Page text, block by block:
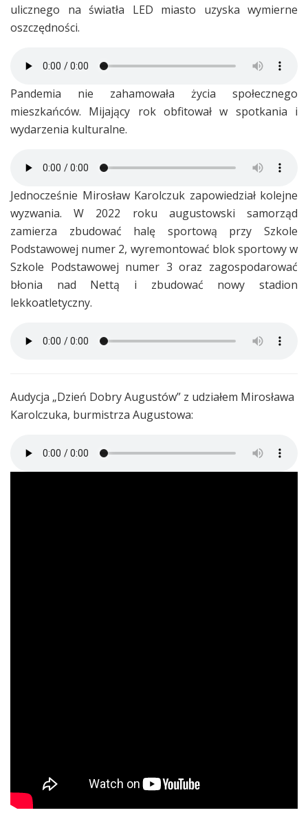
ulicznego na światła LED miasto uzyska wymierne
oszczędności.
Pandemia nie zahamowała życia społecznego
mieszkańców. Mijający rok obfitował w spotkania i
wydarzenia kulturalne.
Jednocześnie Mirosław Karolczuk zapowiedział kolejne
wyzwania. W 2022 roku augustowski samorząd
zamierza zbudować halę sportową przy Szkole
Podstawowej numer 2, wyremontować blok sportowy w
Szkole Podstawowej numer 3 oraz zagospodarować
błonia nad Nettą i zbudować nowy stadion
lekkoatletyczny.
Audycja „Dzień Dobry Augustów” z udziałem Mirosława
Karolczuka, burmistrza Augustowa: